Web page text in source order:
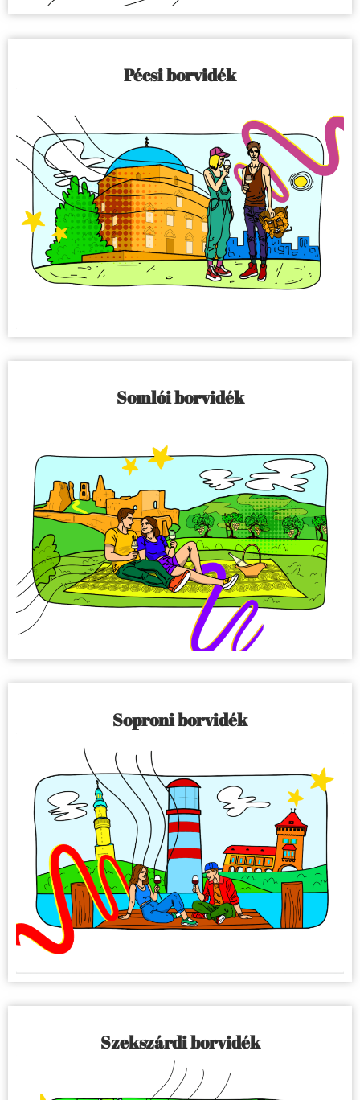
Pécsi borvidék
Somlói borvidék
Soproni borvidék
Szekszárdi borvidék